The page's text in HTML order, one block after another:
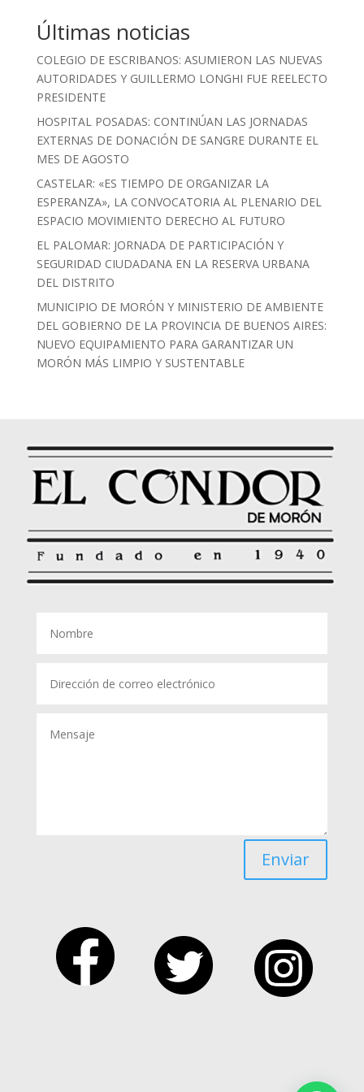
Últimas noticias
COLEGIO DE ESCRIBANOS: ASUMIERON LAS NUEVAS
AUTORIDADES Y GUILLERMO LONGHI FUE REELECTO
PRESIDENTE
HOSPITAL POSADAS: CONTINÚAN LAS JORNADAS
EXTERNAS DE DONACIÓN DE SANGRE DURANTE EL
MES DE AGOSTO
CASTELAR: «ES TIEMPO DE ORGANIZAR LA
ESPERANZA», LA CONVOCATORIA AL PLENARIO DEL
ESPACIO MOVIMIENTO DERECHO AL FUTURO
EL PALOMAR: JORNADA DE PARTICIPACIÓN Y
SEGURIDAD CIUDADANA EN LA RESERVA URBANA
DEL DISTRITO
MUNICIPIO DE MORÓN Y MINISTERIO DE AMBIENTE
DEL GOBIERNO DE LA PROVINCIA DE BUENOS AIRES:
NUEVO EQUIPAMIENTO PARA GARANTIZAR UN
MORÓN MÁS LIMPIO Y SUSTENTABLE
Enviar